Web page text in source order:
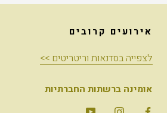
אירועים קרובים
לצפייה בסדנאות וריטריטים >>
אומינה ברשתות החברתיות